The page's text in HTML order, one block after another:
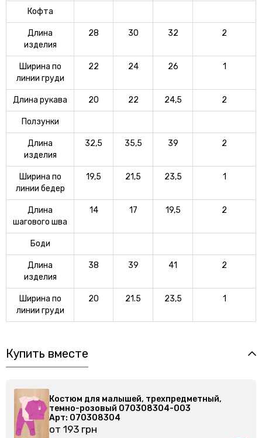
Кофта
Длина
изделия
28 30 32 2
Ширина по
линии груди
22 24 26 1
Длина рукава 20 22 24,5 2
Ползунки
Длина
изделия
32,5 35,5 39 2
Ширина по
линии бедер
19,5 21,5 23,5 1
Длина
шагового шва
14 17 19,5 2
Боди
Длина
изделия
38 39 41 2
Ширина по
линии груди
20 21.5 23,5 1
Купить вместе
003
Костюм для малышей,
темно-розовый 070308304-